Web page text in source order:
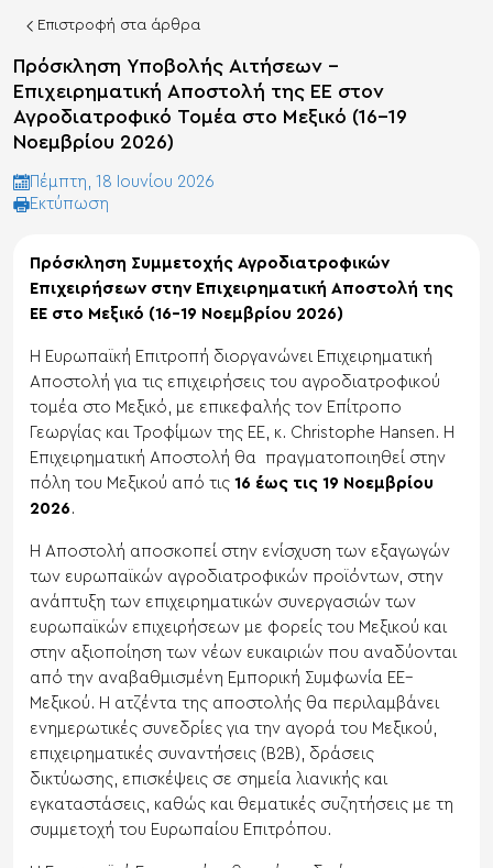
Επιστροφή στα άρθρα
Πρόσκληση Υποβολής Αιτήσεων –
Επιχειρηματική Αποστολή της ΕΕ στον
Αγροδιατροφικό Τομέα στο Μεξικό (16–19
Νοεμβρίου 2026)
Πέμπτη, 18 Ιουνίου 2026
Eκτύπωση
Πρόσκληση Συμμετοχής Αγροδιατροφικών
Επιχειρήσεων στην Επιχειρηματική Αποστολή της
ΕΕ στο Μεξικό (16–19 Νοεμβρίου 2026)
Η Ευρωπαϊκή Επιτροπή διοργανώνει Επιχειρηματική
Αποστολή για τις επιχειρήσεις του αγροδιατροφικού
τομέα στο Μεξικό, με επικεφαλής τον Επίτροπο
Γεωργίας και Τροφίμων της ΕΕ, κ. Christophe Hansen. Η
Επιχειρηματική Αποστολή θα πραγματοποιηθεί στην
πόλη του Μεξικού από τις 16 έως τις 19 Νοεμβρίου
2026 .
Η Αποστολή αποσκοπεί στην ενίσχυση των εξαγωγών
των ευρωπαϊκών αγροδιατροφικών προϊόντων, στην
ανάπτυξη των επιχειρηματικών συνεργασιών των
ευρωπαϊκών επιχειρήσεων με φορείς του Μεξικού και
στην αξιοποίηση των νέων ευκαιριών που αναδύονται
από την αναβαθμισμένη Εμπορική Συμφωνία ΕΕ–
Μεξικού. Η ατζέντα της αποστολής θα περιλαμβάνει
ενημερωτικές συνεδρίες για την αγορά του Μεξικού,
επιχειρηματικές συναντήσεις (B2B), δράσεις
δικτύωσης, επισκέψεις σε σημεία λιανικής και
εγκαταστάσεις, καθώς και θεματικές συζητήσεις με τη
συμμετοχή του Ευρωπαίου Επιτρόπου.